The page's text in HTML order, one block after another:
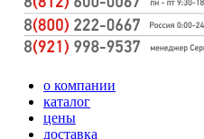
о компании
каталог
цены
доставка